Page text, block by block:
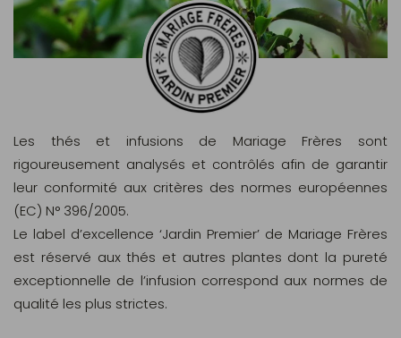
Les thés et infusions de Mariage Frères sont
rigoureusement analysés et contrôlés afin de garantir
leur conformité aux critères des normes européennes
(EC) N° 396/2005.
Le label d’excellence ‘Jardin Premier’ de Mariage Frères
est réservé aux thés et autres plantes dont la pureté
exceptionnelle de l’infusion correspond aux normes de
qualité les plus strictes.